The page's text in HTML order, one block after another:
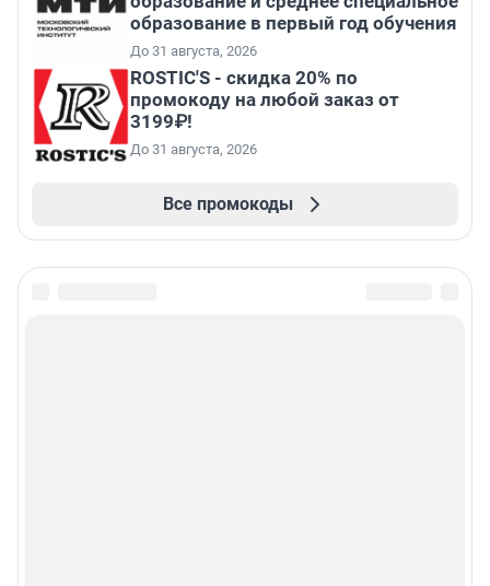
образование в первый год обучения
До 31 августа, 2026
ROSTIC'S - скидка 20% по
промокоду на любой заказ от
3199₽!
До 31 августа, 2026
Все промокоды